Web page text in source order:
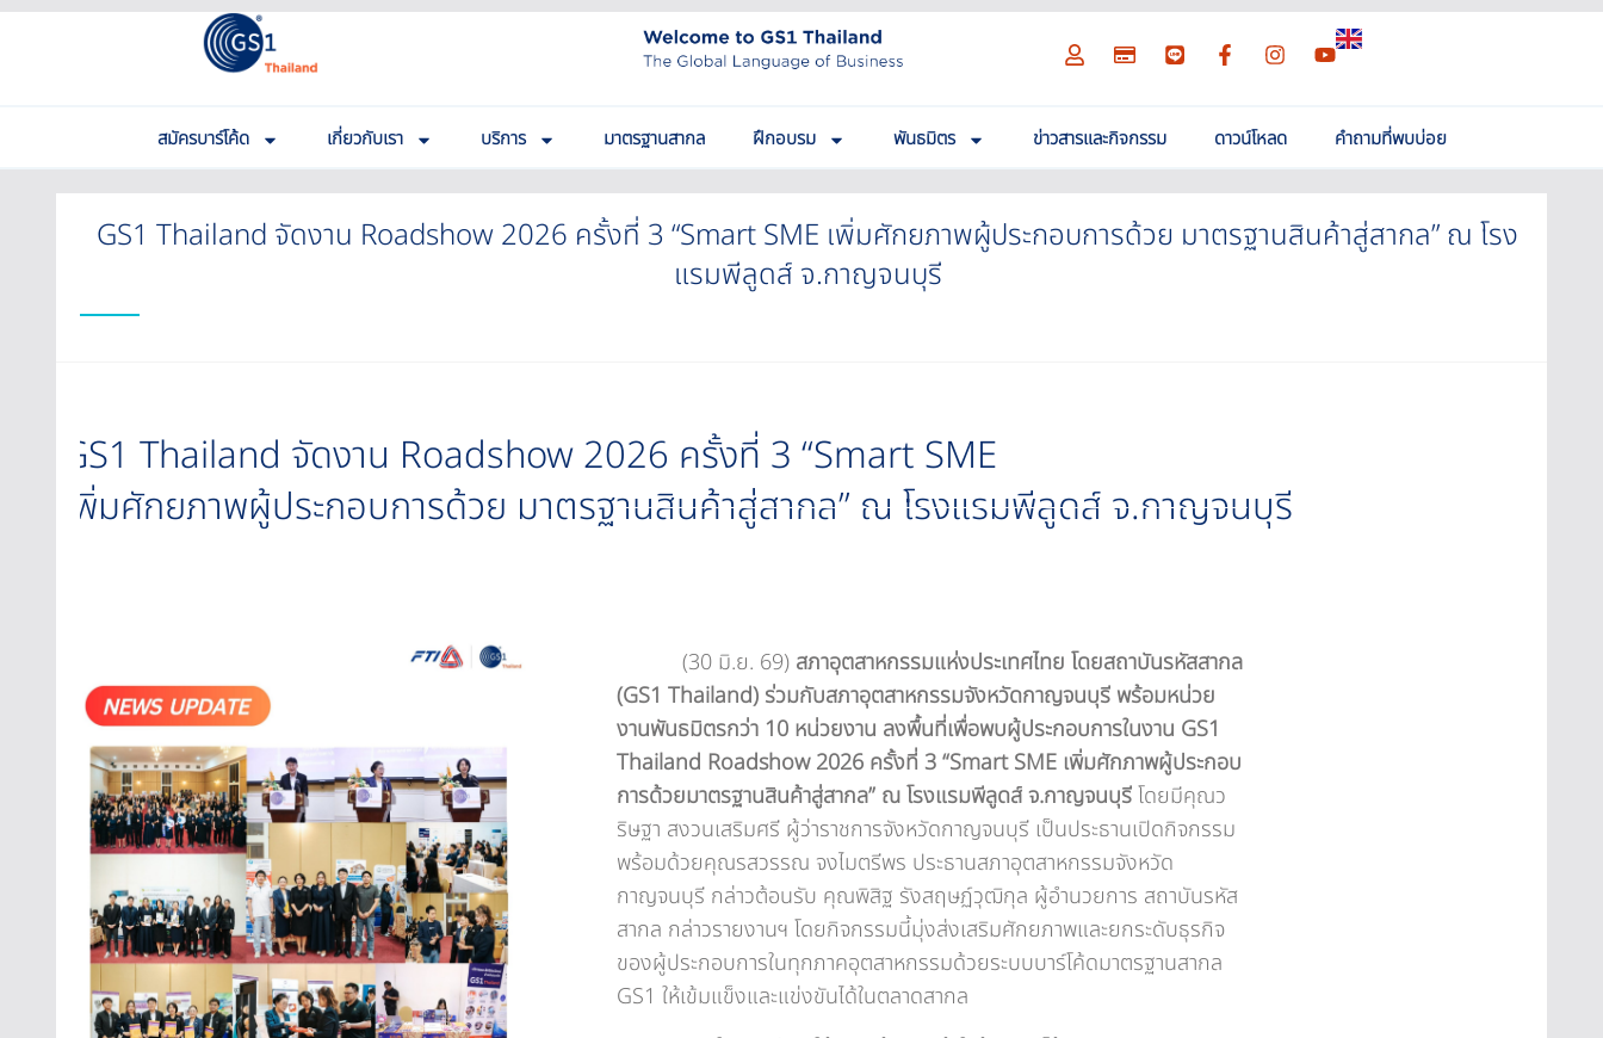
สมัครบาร์โค้ด เกี่ยวกับเรา บริการ มาตรฐานสากล ฝึกอบรม พันธมิตร ข่าวสารและกิจกรรม ดาวน์โหลด คำถามที่พบบ่อย
GS1 Thailand จัดงาน Roadshow 2026 ครั้งที่ 3 “Smart SME เพิ่มศักยภาพผู้ประกอบการด้วย มาตรฐานสินค้าสู่สากล” ณ โรง
แรมพีลูดส์ จ.กาญจนบุรี
GS1 Thailand จัดงาน Roadshow 2026 ครั้งที่ 3 “Smart SME
เพิ่มศักยภาพผู้ประกอบการด้วย มาตรฐานสินค้าสู่สากล” ณ โรงแรมพีลูดส์ จ.กาญจนบุรี
(30 มิ.ย. 69) สภาอุตสาหกรรมแห่งประเทศไทย โดยสถาบันรหัสสากล
(GS1 Thailand) ร่วมกับสภาอุตสาหกรรมจังหวัดกาญจนบุรี พร้อมหน่วย
งานพันธมิตรกว่า 10 หน่วยงาน ลงพื้นที่เพื่อพบผู้ประกอบการในงาน GS1
Thailand Roadshow 2026 ครั้งที่ 3 “Smart SME เพิ่มศักภาพผู้ประกอบ
การด้วยมาตรฐานสินค้าสู่สากล” ณ โรงแรมพีลูดส์ จ.กาญจนบุรีโดยมีคุณว
ริษฐา สงวนเสริมศรี ผู้ว่าราชการจังหวัดกาญจนบุรี เป็นประธานเปิดกิจกรรม
พร้อมด้วยคุณรสวรรณ จงไมตรีพร ประธานสภาอุตสาหกรรมจังหวัด
กาญจนบุรี กล่าวต้อนรับ คุณพิสิฐ รังสฤษฏ์วุฒิกุล ผู้อำนวยการ สถาบันรหัส
สากล กล่าวรายงานฯ โดยกิจกรรมนี้มุ่งส่งเสริมศักยภาพและยกระดับธุรกิจ
ของผู้ประกอบการในทุกภาคอุตสาหกรรมด้วยระบบบาร์โค้ดมาตรฐานสากล
GS1 ให้เข้มแข็งและแข่งขันได้ในตลาดสากล